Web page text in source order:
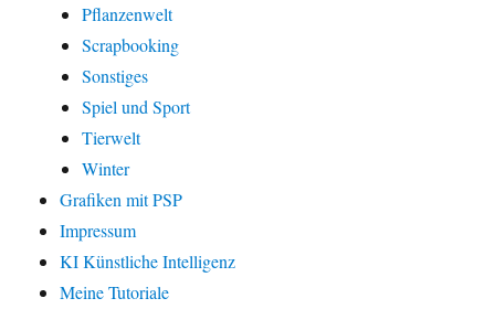
Pflanzenwelt
Scrapbooking
Sonstiges
Spiel und Sport
Tierwelt
Winter
Grafiken mit PSP
Impressum
KI Künstliche Intelligenz
Meine Tutoriale